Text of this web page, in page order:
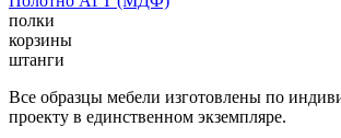
полки
корзины
штанги
Все образцы мебели изготовлены по
проекту в единственном экземпляре.